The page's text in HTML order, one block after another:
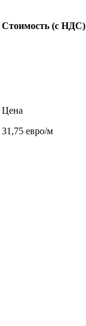
Стоимость (с НДС)
Цена
31,75 евро/м